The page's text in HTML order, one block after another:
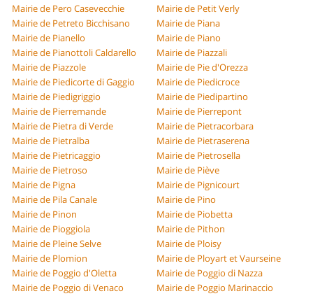
Mairie de Pero Casevecchie
Mairie de Petit Verly
Mairie de Petreto Bicchisano
Mairie de Piana
Mairie de Pianello
Mairie de Piano
Mairie de Pianottoli Caldarello
Mairie de Piazzali
Mairie de Piazzole
Mairie de Pie d'Orezza
Mairie de Piedicorte di Gaggio
Mairie de Piedicroce
Mairie de Piedigriggio
Mairie de Piedipartino
Mairie de Pierremande
Mairie de Pierrepont
Mairie de Pietra di Verde
Mairie de Pietracorbara
Mairie de Pietralba
Mairie de Pietraserena
Mairie de Pietricaggio
Mairie de Pietrosella
Mairie de Pietroso
Mairie de Piève
Mairie de Pigna
Mairie de Pignicourt
Mairie de Pila Canale
Mairie de Pino
Mairie de Pinon
Mairie de Piobetta
Mairie de Pioggiola
Mairie de Pithon
Mairie de Pleine Selve
Mairie de Ploisy
Mairie de Plomion
Mairie de Ployart et Vaurseine
Mairie de Poggio d'Oletta
Mairie de Poggio di Nazza
Mairie de Poggio di Venaco
Mairie de Poggio Marinaccio